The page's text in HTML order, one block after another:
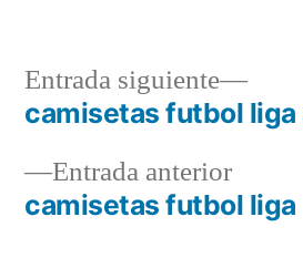
Navegación
deEntrada anteriorEntrada
camisetas futbol liga
Entrada siguiente
camisetas futbol liga